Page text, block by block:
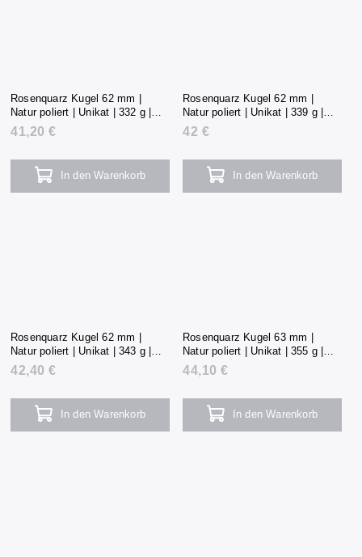
Rosenquarz Kugel 62 mm |
Natur poliert | Unikat | 332 g |
Madagaskar
41,20 €
In den Warenkorb
Rosenquarz Kugel 62 mm |
Natur poliert | Unikat | 339 g |
Madagaskar
42 €
In den Warenkorb
Rosenquarz Kugel 62 mm |
Natur poliert | Unikat | 343 g |
Madagaskar
42,40 €
In den Warenkorb
Rosenquarz Kugel 63 mm |
Natur poliert | Unikat | 355 g |
Madagaskar
44,10 €
In den Warenkorb